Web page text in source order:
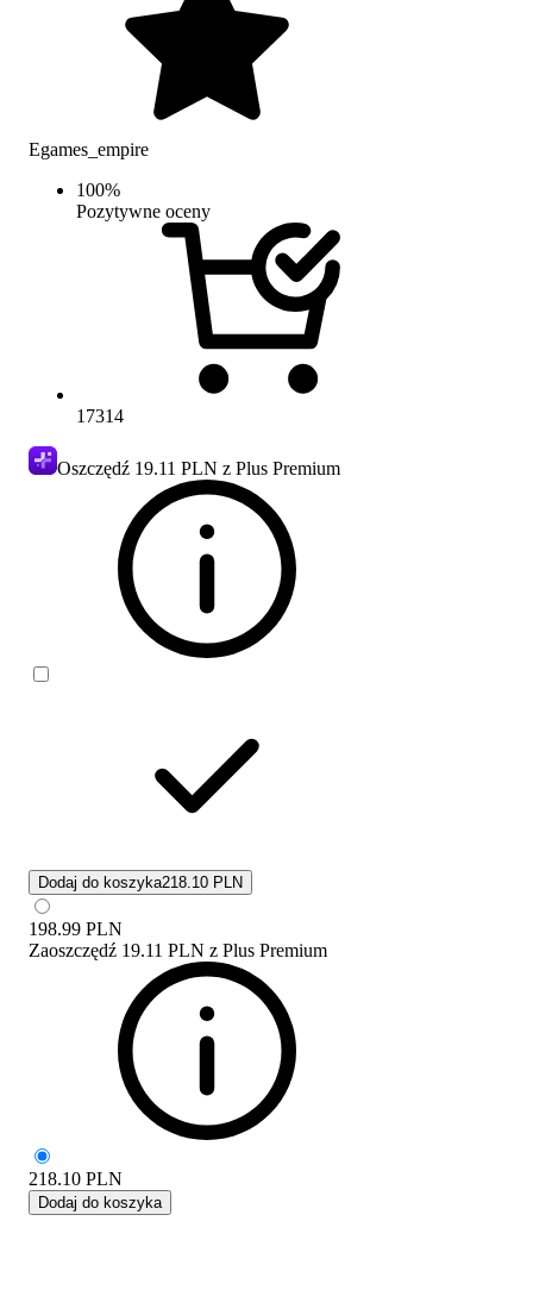
Egames_empire
100%
Pozytywne oceny
17314
Oszczędź 19.11 PLN z Plus Premium
Dodaj do koszyka218.10 PLN
198.99 PLN
Zaoszczędź 19.11 PLN z Plus Premium
218.10 PLN
Dodaj do koszyka